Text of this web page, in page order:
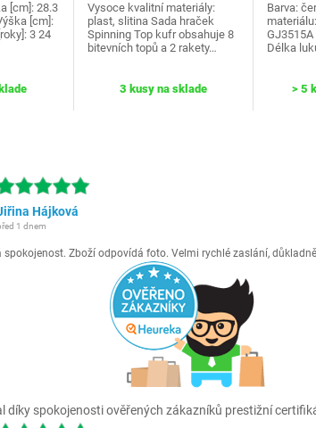
[cm]: 28.3
[cm]:
3 24
Vysoce kvalitní materiály:
plast, slitina Sada hraček
Spinning Top kufr obsahuje 8
bitevních topů a 2 rakety…
3 kusy na sklade
Barva:
Délka
> 5
Hájková
1 dnem
spokojenost. Zboží odpovídá foto. Velmi rychlé zaslání,
díky spokojenosti ověřených zákazníků prestižní